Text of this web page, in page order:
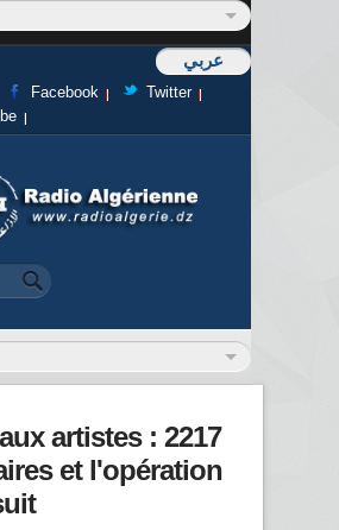
عربي
Facebook
Twitter
de recherche
artistes : 2217
et l'opération